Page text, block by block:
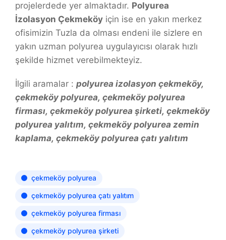
projelerdede yer almaktadır. Polyurea
İzolasyon Çekmeköy için ise en yakın merkez
ofisimizin Tuzla da olması endeni ile sizlere en
yakın uzman polyurea uygulayıcısı olarak hızlı
şekilde hizmet verebilmekteyiz.
İlgili aramalar : polyurea izolasyon çekmeköy,
çekmeköy polyurea, çekmeköy polyurea
firması, çekmeköy polyurea şirketi, çekmeköy
polyurea yalıtım, çekmeköy polyurea zemin
kaplama, çekmeköy polyurea çatı yalıtım
çekmeköy polyurea
çekmeköy polyurea çatı yalıtım
çekmeköy polyurea firması
çekmeköy polyurea şirketi